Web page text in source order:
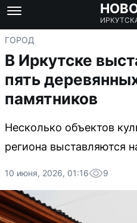
ГОРОД
В Иркутске
пять
памятников
Несколько объектов
региона выставляются
10 июня, 2026, 01:16 9